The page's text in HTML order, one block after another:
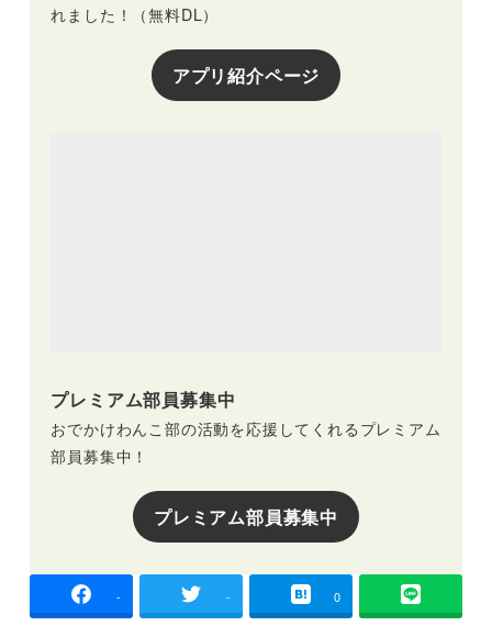
れました！（無料DL）
アプリ紹介ページ
プレミアム部員募集中
おでかけわんこ部の活動を応援してくれるプレミアム
部員募集中！
プレミアム部員募集中
- - 0